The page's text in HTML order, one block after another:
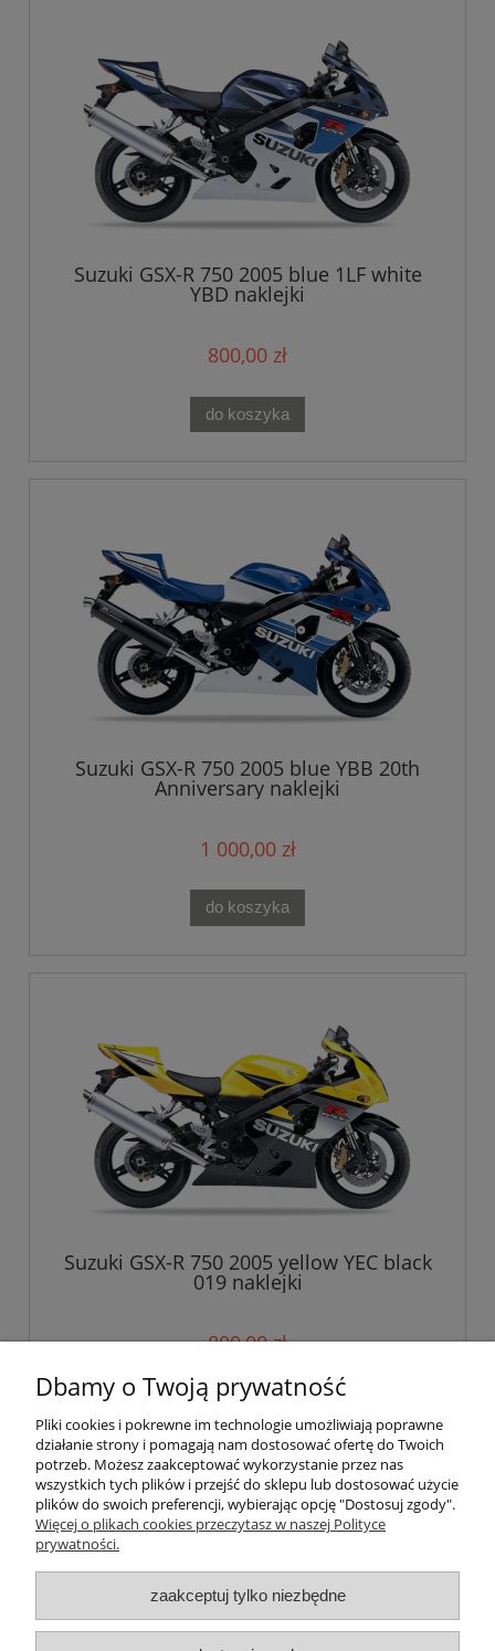
Suzuki GSX-R 750 2005 blue 1LF white
YBD naklejki
800,00 zł
do koszyka
Suzuki GSX-R 750 2005 blue YBB 20th
Anniversary naklejki
1 000,00 zł
do koszyka
Suzuki GSX-R 750 2005 yellow YEC black
019 naklejki
800,00 zł
do koszyka
Pomoc
Płatności i dostawa
Dbamy o Twoją prywatność
Pliki cookies i pokrewne im technologie umożliwiają poprawne
działanie strony i pomagają nam dostosować ofertę do Twoich
potrzeb. Możesz zaakceptować wykorzystanie przez nas
wszystkich tych plików i przejść do sklepu lub dostosować użycie
plików do swoich preferencji, wybierając opcję "Dostosuj zgody".
Więcej o plikach cookies przeczytasz w naszej Polityce
prywatności.
zaakceptuj tylko niezbędne